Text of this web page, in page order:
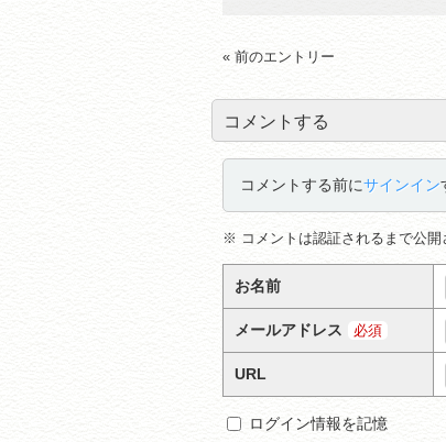
« 前のエントリー
コメントする
コメントする前にサインイン
※ コメントは認証されるまで公開
お名前
メールアドレス 必須
URL
ログイン情報を記憶